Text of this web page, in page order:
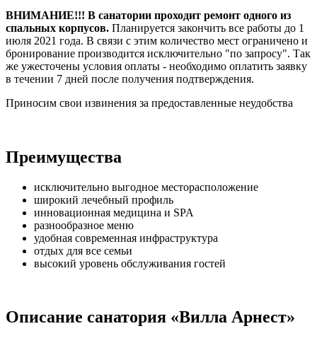
ВНИМАНИЕ!!! В санатории проходит ремонт одного из
спальных корпусов. Планируется закончить все работы до 1
июля 2021 года. В связи с этим количество мест ограничено и
бронирование производится исключительно "по запросу". Так
же ужесточены условия оплаты - необходимо оплатить заявку
в течении 7 дней после получения подтверждения.
Приносим свои извинения за предоставленные неудобства
Преимущества
исключительно выгодное месторасположение
широкий лечебный профиль
инновационная медицина и SPA
разнообразное меню
удобная современная инфраструктура
отдых для все семьи
высокий уровень обслуживания гостей
Описание санатория «Вилла Арнест»